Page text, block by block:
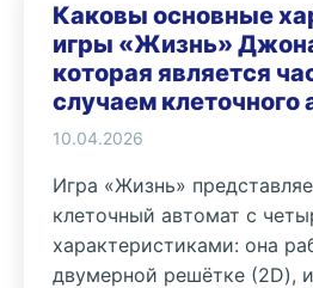
Каковы основные
игры «Жизнь»
которая является
случаем клеточного
10.04.2026
Игра «Жизнь»
клеточный автомат с
характеристиками: она
двумерной решётке (2D),